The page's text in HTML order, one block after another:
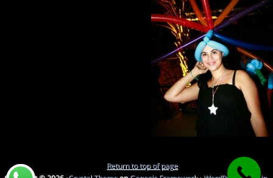
Return to top of page